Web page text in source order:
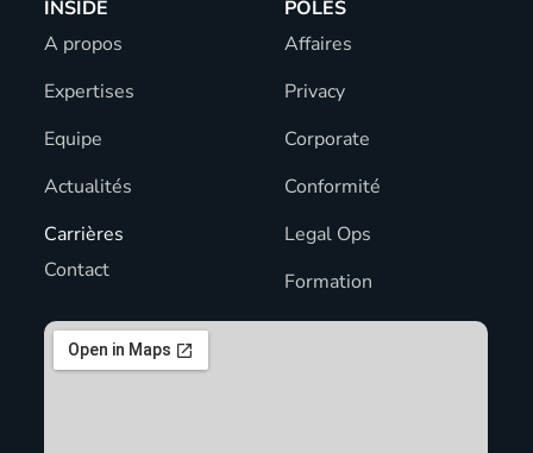
INSIDE
A propos
Expertises
Equipe
Actualités
Carrières
PÔLES
Affaires
Privacy
Corporate
Conformité
Legal Ops
Formation